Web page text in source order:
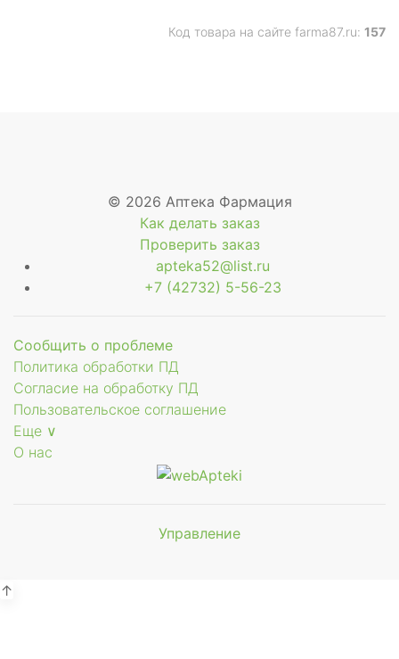
Код товара на сайте farma87.ru: 157
© 2026 Аптека Фармация
Как делать заказ
Проверить заказ
apteka52@list.ru
+7 (42732) 5-56-23
Сообщить о проблеме
Политика обработки ПД
Согласие на обработку ПД
Пользовательское соглашение
Еще ∨
О нас
Управление
↑
Мы будем